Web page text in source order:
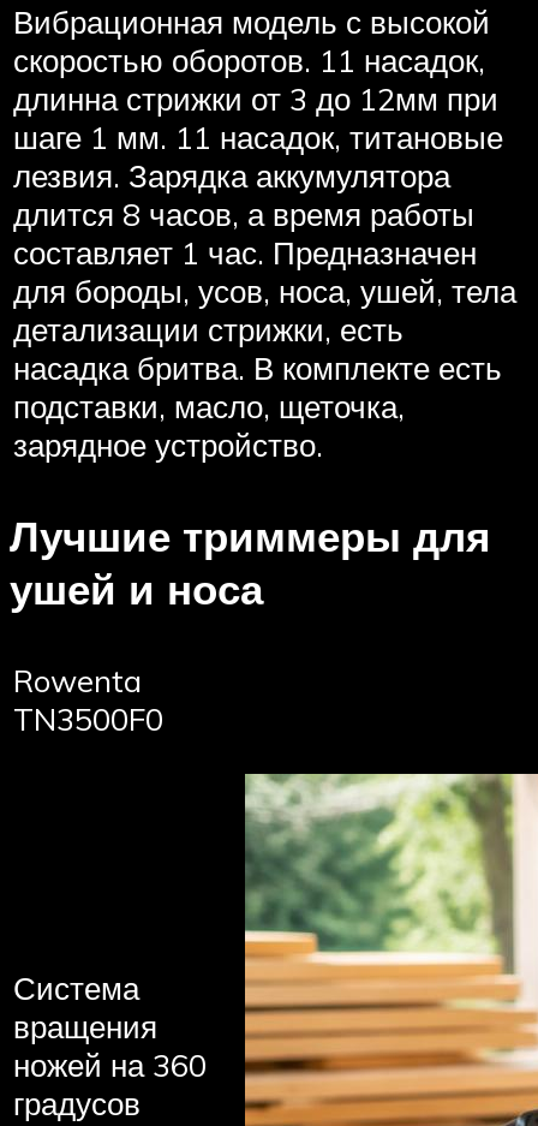
Вибрационная модель с высокой
скоростью оборотов. 11 насадок,
длинна стрижки от 3 до 12мм при
шаге 1 мм. 11 насадок, титановые
лезвия. Зарядка аккумулятора
длится 8 часов, а время работы
составляет 1 час. Предназначен
для бороды, усов, носа, ушей, тела
детализации стрижки, есть
насадка бритва. В комплекте есть
подставки, масло, щеточка,
зарядное устройство.
Лучшие триммеры для
ушей и носа
Rowenta
TN3500F0
Система
вращения
ножей на 360
градусов